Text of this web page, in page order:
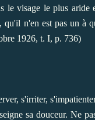
le visage le plus aride
n'en est pas un à
1926, t. I, p. 736)
s'irriter,
sa douceur. Ne